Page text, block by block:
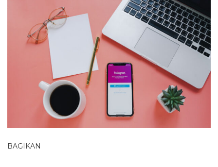
BAGIKAN